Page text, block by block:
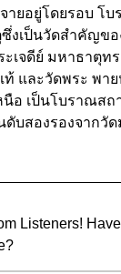
ายอยู่โดยรอบ โ
งเป็นวัดสำคัญขอ
ะเจดีย์ มหาธาตุท
และวัดพระ พา
นือ เป็นโบราณส
บสองรองจากวั
Listeners!